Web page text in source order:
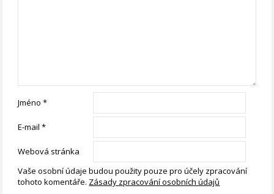
Jméno*
E-mail*
Webová stránka
Vaše osobní údaje budou použity pouze pro účely zpracování
tohoto komentáře. Zásady zpracování osobních údajů